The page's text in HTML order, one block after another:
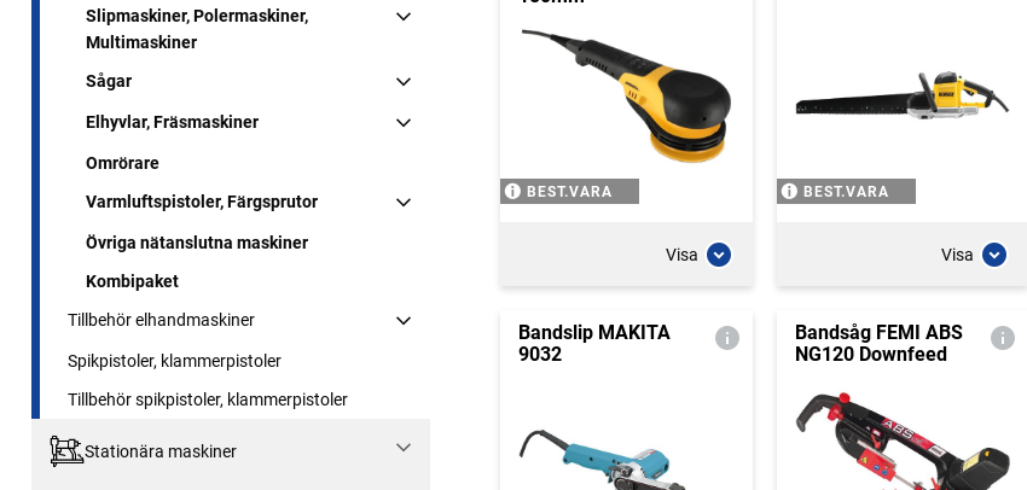
Slipmaskiner, Polermaskiner,
Multimaskiner
Sågar
Elhyvlar, Fräsmaskiner
Omrörare
Varmluftspistoler, Färgsprutor
Övriga nätanslutna maskiner
Kombipaket
Tillbehör elhandmaskiner
Spikpistoler, klammerpistoler
Tillbehör spikpistoler, klammerpistoler
Stationära maskiner
BEST.VARA
Visa
BEST.VARA
Visa
Bandslip MAKITA
9032
Bandsåg FEMI ABS
NG120 Downfeed